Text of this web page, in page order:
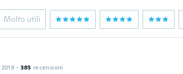
Molto utili
· 385 recensioni